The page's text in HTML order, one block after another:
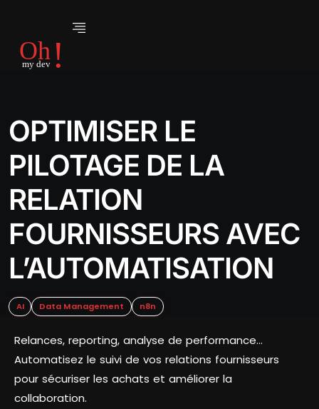
OPTIMISER LE
PILOTAGE DE LA
RELATION
FOURNISSEURS AVEC
L’AUTOMATISATION
AI Data Management n8n
Relances, reporting, analyse de performance…
Automatisez le suivi de vos relations fournisseurs
pour sécuriser les achats et améliorer la
collaboration.